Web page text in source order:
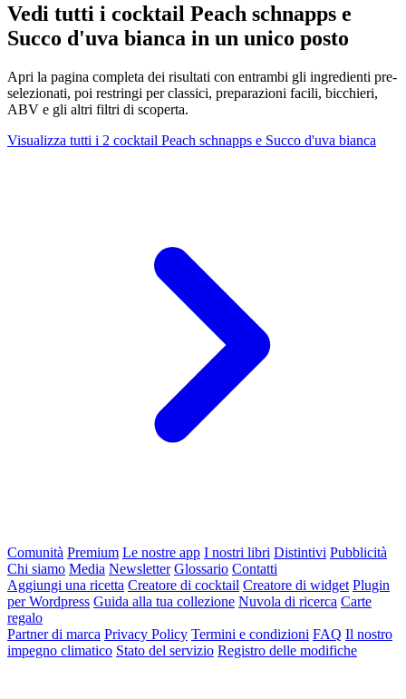
Vedi tutti i cocktail Peach schnapps e
Succo d'uva bianca in un unico posto
Apri la pagina completa dei risultati con entrambi gli ingredienti pre-
selezionati, poi restringi per classici, preparazioni facili, bicchieri,
ABV e gli altri filtri di scoperta.
Visualizza tutti i 2 cocktail Peach schnapps e Succo d'uva bianca
Comunità Premium Le nostre app I nostri libri Distintivi Pubblicità
Chi siamo Media Newsletter Glossario Contatti
Aggiungi una ricetta Creatore di cocktail Creatore di widget Plugin
per Wordpress Guida alla tua collezione Nuvola di ricerca Carte
regalo
Partner di marca Privacy Policy Termini e condizioni FAQ Il nostro
impegno climatico Stato del servizio Registro delle modifiche